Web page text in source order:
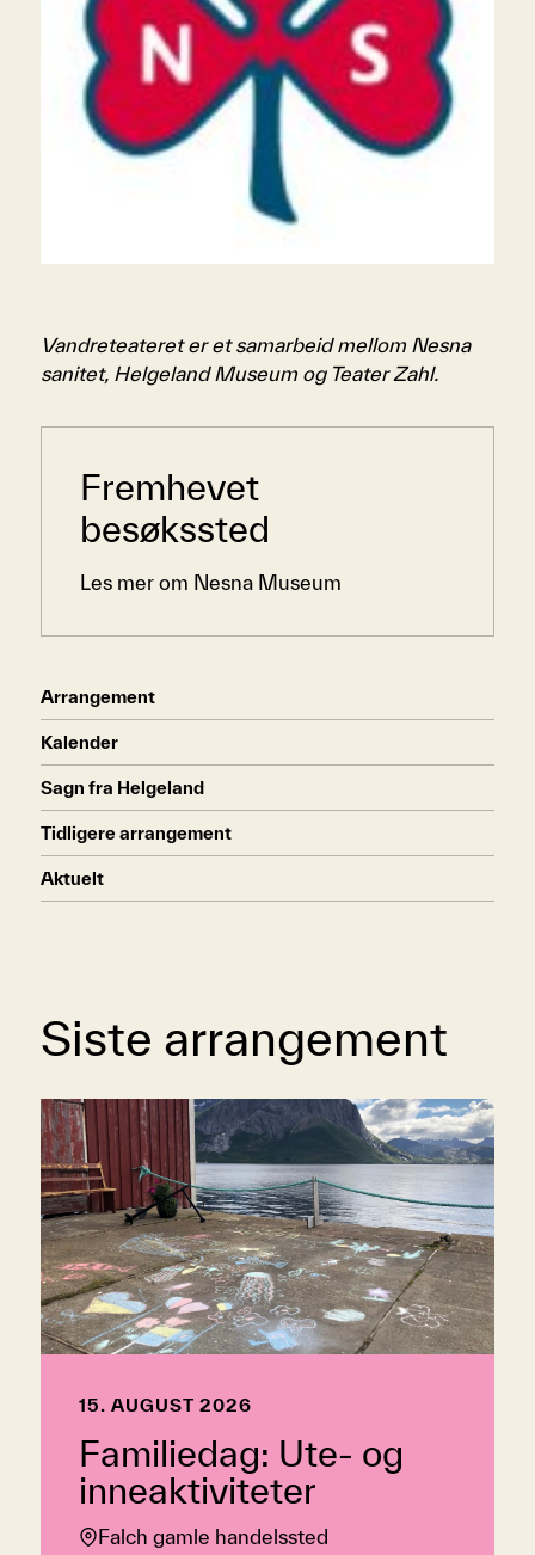
Arrangement
Kalender
Sagn fra Helgeland
Tidligere arrangement
Aktuelt
Sidemeny
Fremhevet
besøkssted
Les mer om Nesna Museum
Vandreteateret er et samarbeid mellom Nesna
sanitet, Helgeland Museum og Teater Zahl.
Siste arrangement
15. AUGUST 2026
Familiedag: Ute- og
inneaktiviteter
Falch gamle handelssted